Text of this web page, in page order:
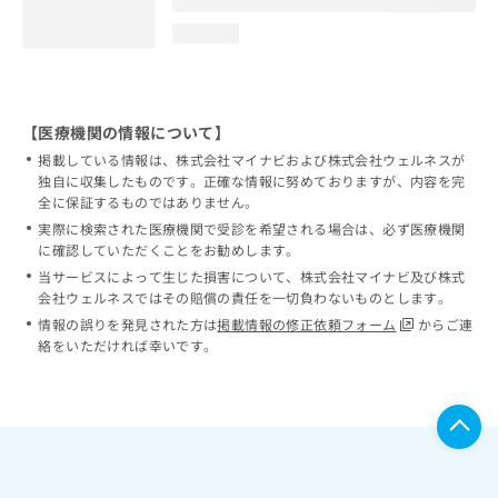
【医療機関の情報について】
掲載している情報は、株式会社マイナビおよび株式会社ウェルネスが
独自に収集したものです。正確な情報に努めておりますが、内容を完
全に保証するものではありません。
実際に検索された医療機関で受診を希望される場合は、必ず医療機関
に確認していただくことをお勧めします。
当サービスによって生じた損害について、株式会社マイナビ及び株式
会社ウェルネスではその賠償の責任を一切負わないものとします。
情報の誤りを発見された方は掲載情報の修正依頼フォーム
からご連
絡をいただければ幸いです。